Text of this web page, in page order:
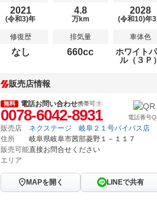
2021
(令和3)年
4.8
万km
2028
(令和10)年3
修復歴
なし
排気量
660cc
車体色
ホワイト
ル（３Ｐ）
販売店情報
無料 電話お問い合わせ携帯可
0078-6042-8931 電話番号
販売店
ネクステージ 岐阜２１号バイパス店
住所
岐阜県岐阜市茜部菱野１－１１７
販売可能
エリア
直接お問合せください
MAPを開く LINEで共有